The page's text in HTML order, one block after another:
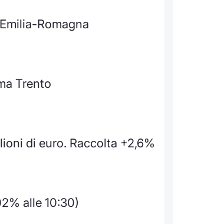
Romagna
Trento
di euro. Raccolta +2,6%
alle 10:30)